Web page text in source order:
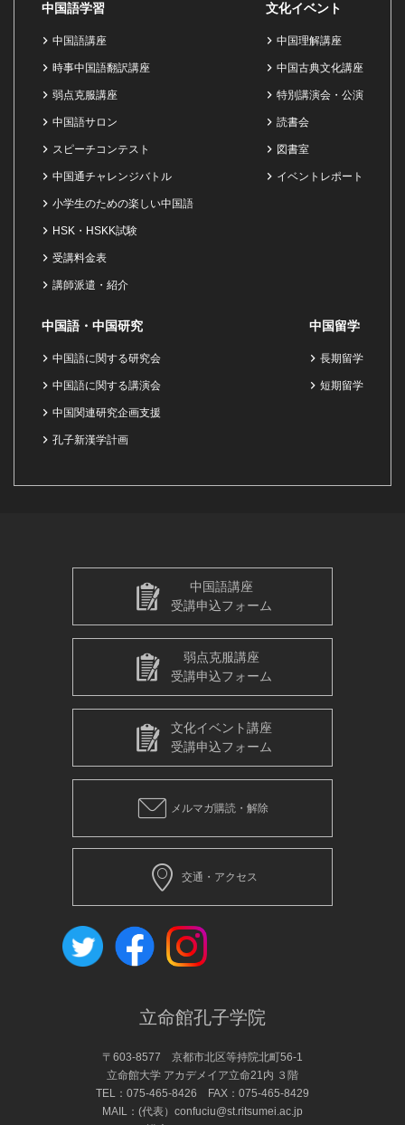
中国語学習
中国語講座
時事中国語翻訳講座
弱点克服講座
中国語サロン
スピーチコンテスト
中国通チャレンジバトル
小学生のための楽しい中国語
HSK・HSKK試験
受講料金表
講師派遣・紹介
文化イベント
中国理解講座
中国古典文化講座
特別講演会・公演
読書会
図書室
イベントレポート
中国語・中国研究
中国語に関する研究会
中国語に関する講演会
中国関連研究企画支援
孔子新漢学計画
中国留学
長期留学
短期留学
中国語講座
受講申込フォーム
弱点克服講座
受講申込フォーム
文化イベント講座
受講申込フォーム
メルマガ購読・解除
交通・アクセス
立命館孔子学院
〒603-8577 京都市北区等持院北町56-1
立命館大学 アカデメイア立命21内 ３階
TEL： 075-465-8426 FAX：075-465-8429
MAIL：(代表） confuciu@st.ritsumei.ac.jp